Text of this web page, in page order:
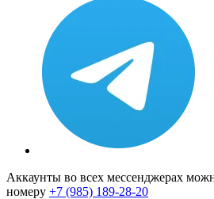
Аккаунты во всех мессенджерах
номеру +7 (985) 189-28-20